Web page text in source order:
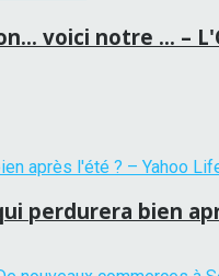
voici notre … –
perdurera bien